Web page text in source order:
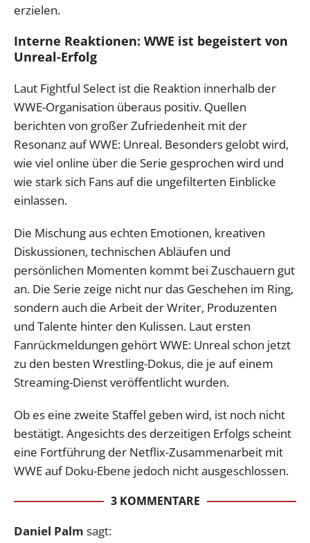
erzielen.
Interne Reaktionen: WWE ist begeistert von
Unreal-Erfolg
Laut Fightful Select ist die Reaktion innerhalb der
WWE-Organisation überaus positiv. Quellen
berichten von großer Zufriedenheit mit der
Resonanz auf WWE: Unreal. Besonders gelobt wird,
wie viel online über die Serie gesprochen wird und
wie stark sich Fans auf die ungefilterten Einblicke
einlassen.
Die Mischung aus echten Emotionen, kreativen
Diskussionen, technischen Abläufen und
persönlichen Momenten kommt bei Zuschauern gut
an. Die Serie zeige nicht nur das Geschehen im Ring,
sondern auch die Arbeit der Writer, Produzenten
und Talente hinter den Kulissen. Laut ersten
Fanrückmeldungen gehört WWE: Unreal schon jetzt
zu den besten Wrestling-Dokus, die je auf einem
Streaming-Dienst veröffentlicht wurden.
Ob es eine zweite Staffel geben wird, ist noch nicht
bestätigt. Angesichts des derzeitigen Erfolgs scheint
eine Fortführung der Netflix-Zusammenarbeit mit
WWE auf Doku-Ebene jedoch nicht ausgeschlossen.
3 KOMMENTARE
Daniel Palm sagt: